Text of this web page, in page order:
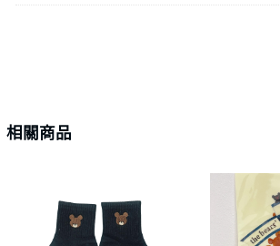
相關商品